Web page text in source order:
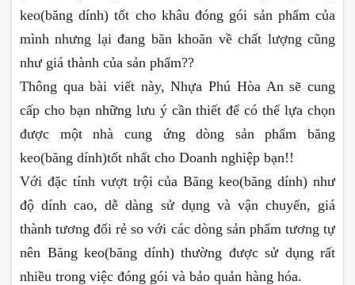
keo(băng dính) tốt cho khâu đóng gói sản phẩm của
mình nhưng lại đang băn khoăn về chất lượng cũng
như giá thành của sản phẩm??
Thông qua bài viết này, Nhựa Phú Hòa An sẽ cung
cấp cho bạn những lưu ý cần thiết để có thể lựa chọn
được một nhà cung ứng dòng sản phẩm băng
keo(băng dính)tốt nhất cho Doanh nghiệp bạn!!
Với đặc tính vượt trội của Băng keo(băng dính) như
độ dính cao, dễ dàng sử dụng và vận chuyển, giá
thành tương đối rẻ so với các dòng sản phẩm tương tự
nên Băng keo(băng dính) thường được sử dụng rất
nhiều trong việc đóng gói và bảo quản hàng hóa.